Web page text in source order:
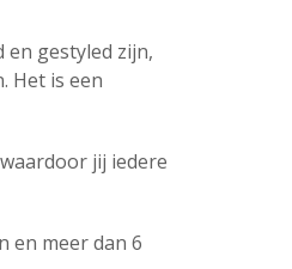
gestyled zijn,
Het is een
jij iedere
en meer dan 6